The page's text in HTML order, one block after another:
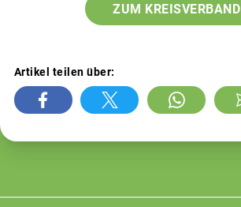
ZUM KREISVERBAND
Artikel teilen über: